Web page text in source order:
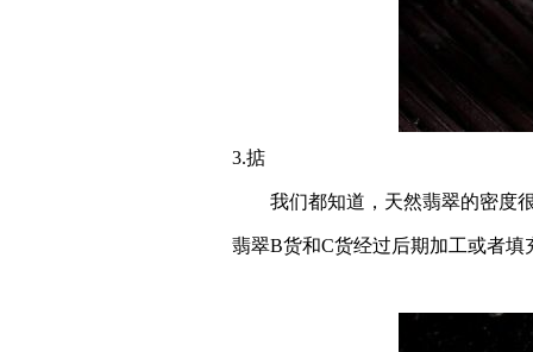
3.掂
我们都知道，天然翡翠的密度很
翡翠B货和C货经过后期加工或者